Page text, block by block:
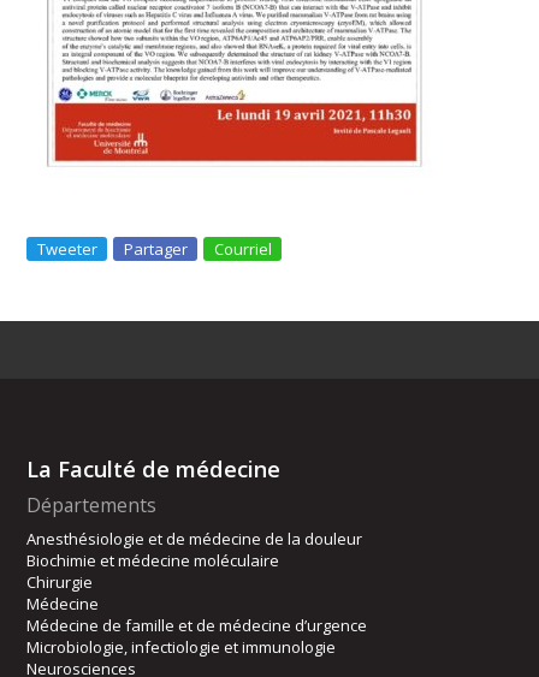
Tweeter Partager Courriel
La Faculté de médecine
Départements
Anesthésiologie et de médecine de la douleur
Biochimie et médecine moléculaire
Chirurgie
Médecine
Médecine de famille et de médecine d’urgence
Microbiologie, infectiologie et immunologie
Neurosciences